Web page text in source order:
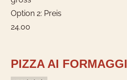
Option 2: Preis
24.00
PIZZA AI FORMAGGI